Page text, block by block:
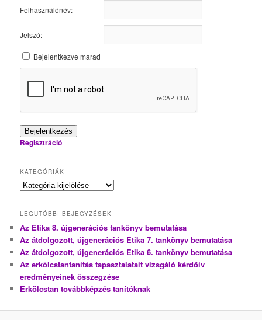
Felhasználónév:
Jelszó:
Bejelentkezve marad
Bejelentkezés
Regisztráció
KATEGÓRIÁK
Kategóriák
LEGUTÓBBI BEJEGYZÉSEK
Az Etika 8. újgenerációs tankönyv bemutatása
Az átdolgozott, újgenerációs Etika 7. tankönyv bemutatása
Az átdolgozott, újgenerációs Etika 6. tankönyv bemutatása
Az erkölcstantanítás tapasztalatait vizsgáló kérdőív
eredményeinek összegzése
Erkölcstan továbbképzés tanítóknak